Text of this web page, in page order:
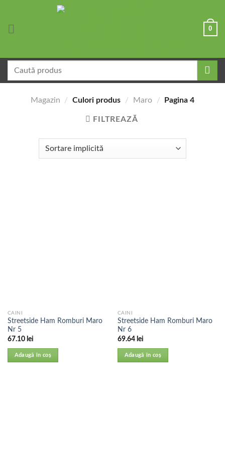
0
după:
Magazin / Culori produs / Maro / Pagina 4
FILTREAZĂ
CAINI
Streetside Ham Romburi Maro
Nr 5
67.10 lei
Adaugă în coș
CAINI
Streetside Ham Romburi Maro
Nr 6
69.64 lei
Adaugă în coș